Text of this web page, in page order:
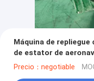
Máquina de
de estator de
Precio：negotiable